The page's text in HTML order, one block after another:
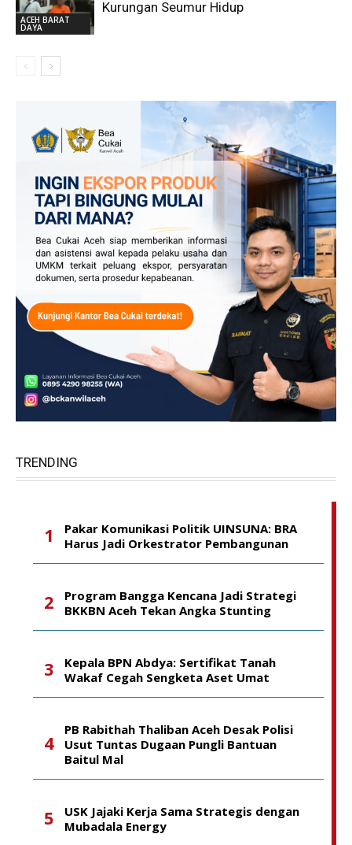
ACEH BARAT
DAYA
Kurungan Seumur Hidup
TRENDING
Pakar Komunikasi Politik UINSUNA: BRA
Harus Jadi Orkestrator Pembangunan
Program Bangga Kencana Jadi Strategi
BKKBN Aceh Tekan Angka Stunting
Kepala BPN Abdya: Sertifikat Tanah
Wakaf Cegah Sengketa Aset Umat
PB Rabithah Thaliban Aceh Desak Polisi
Usut Tuntas Dugaan Pungli Bantuan
Baitul Mal
USK Jajaki Kerja Sama Strategis dengan
Mubadala Energy